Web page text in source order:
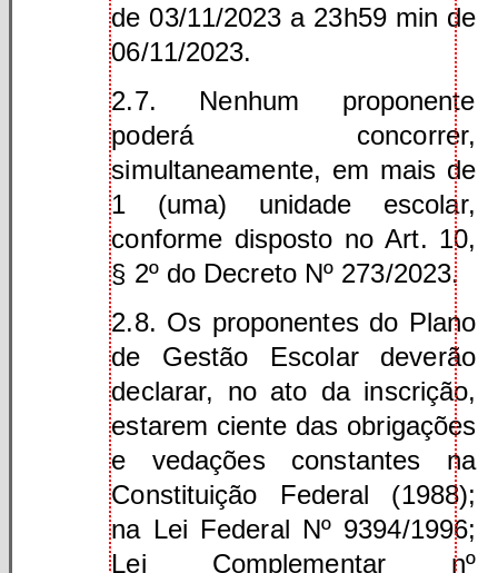
de 03/11/2023 a 23h59 min de
06/11/2023.
2.7. Nenhum proponente
poderá concorrer,
simultaneamente, em mais de
1 (uma) unidade escolar,
conforme disposto no Art. 10,
§ 2º do Decreto Nº 273/2023.
2.8. Os proponentes do Plano
de Gestão Escolar deverão
declarar, no ato da inscrição,
estarem ciente das obrigações
e vedações constantes na
Constituição Federal (1988);
na Lei Federal Nº 9394/1996;
Lei Complementar nº